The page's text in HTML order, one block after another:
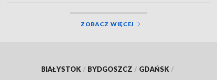
ZOBACZ WIĘCEJ
BIAŁYSTOK / BYDGOSZCZ / GDAŃSK /